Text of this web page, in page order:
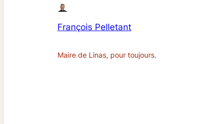
François Pelletant
Maire de Linas, pour toujours.